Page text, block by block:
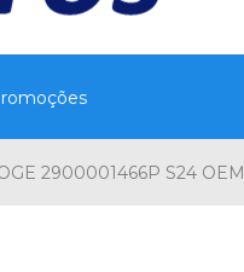
2900001466P S24 OEM